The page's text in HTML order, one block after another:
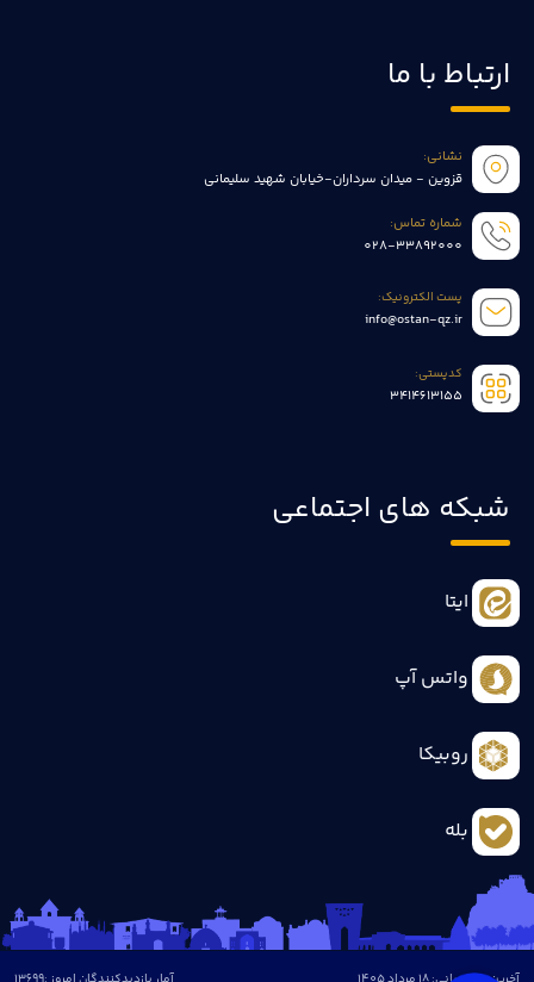
ارتباط با ما
نشانی:
قزوین - میدان سرداران-خیابان شهید سلیمانی
شماره تماس:
028-33892000
پست الکترونیک:
info@ostan-qz.ir
کدپستی:
3414613155
شبکه های اجتماعی
ایتا
واتس آپ
روبیکا
بله